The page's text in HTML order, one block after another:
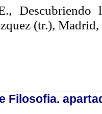
Descubriendo
(tr.), Madrid,
Filosofia.